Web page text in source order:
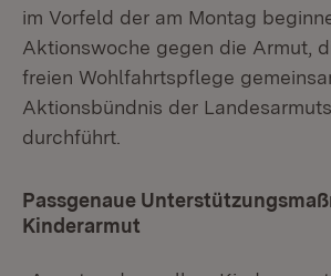
im Vorfeld der am Montag
Aktionswoche gegen die Armut,
freien Wohlfahrtspflege
Aktionsbündnis der
durchführt.
Passgenaue
Kinderarmut